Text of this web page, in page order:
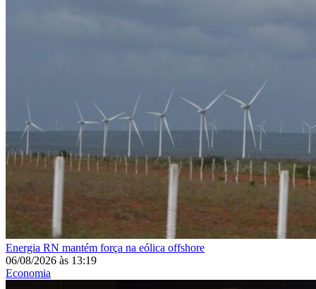
Energia RN mantém força na eólica offshore
06/08/2026 às 13:19
Economia